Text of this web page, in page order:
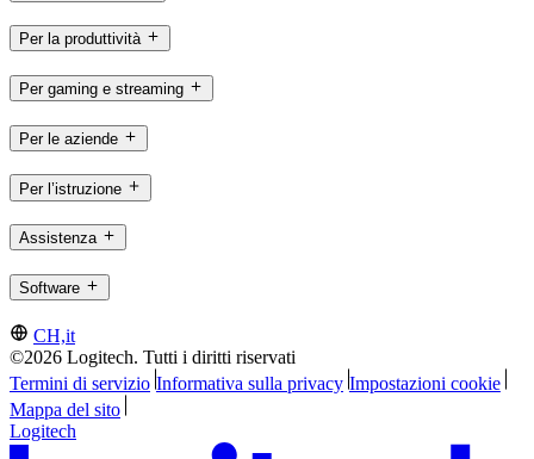
Per la produttività
Per gaming e streaming
Per le aziende
Per l’istruzione
Assistenza
Software
CH,it
©2026 Logitech. Tutti i diritti riservati
Termini di servizio Informativa sulla privacy Impostazioni cookie
Mappa del sito
Logitech